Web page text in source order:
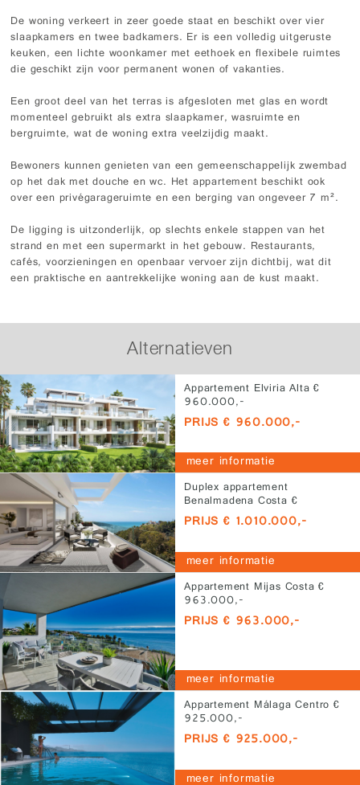
De woning verkeert in zeer goede staat en beschikt over vier
slaapkamers en twee badkamers. Er is een volledig uitgeruste
keuken, een lichte woonkamer met eethoek en flexibele ruimtes
die geschikt zijn voor permanent wonen of vakanties.
Een groot deel van het terras is afgesloten met glas en wordt
momenteel gebruikt als extra slaapkamer, wasruimte en
bergruimte, wat de woning extra veelzijdig maakt.
Bewoners kunnen genieten van een gemeenschappelijk zwembad
op het dak met douche en wc. Het appartement beschikt ook
over een privégarageruimte en een berging van ongeveer 7 m².
De ligging is uitzonderlijk, op slechts enkele stappen van het
strand en met een supermarkt in het gebouw. Restaurants,
cafés, voorzieningen en openbaar vervoer zijn dichtbij, wat dit
een praktische en aantrekkelijke woning aan de kust maakt.
Alternatieven
Appartement Elviria Alta €
960.000,-
PRIJS € 960.000,-
meer informatie
Duplex appartement
Benalmadena Costa €
1.010.000,-
PRIJS € 1.010.000,-
meer informatie
Appartement Mijas Costa €
963.000,-
PRIJS € 963.000,-
meer informatie
Appartement Málaga Centro €
925.000,-
PRIJS € 925.000,-
meer informatie